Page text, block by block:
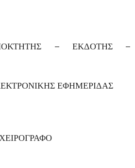
– ΕΚΔΟΤΗΣ –
ΕΦΗΜΕΡΙΔΑΣ